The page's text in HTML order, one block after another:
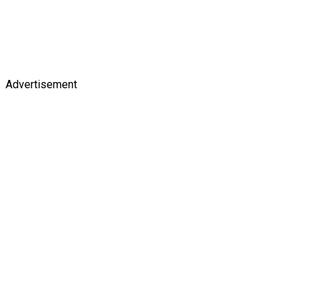
Advertisement